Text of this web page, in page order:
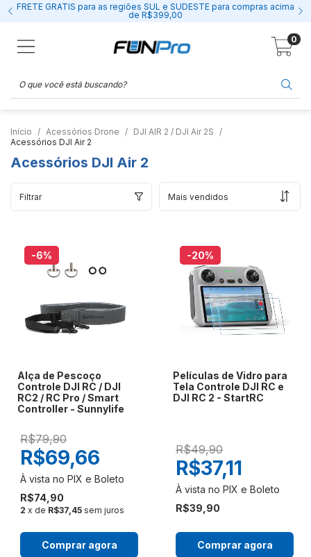
FRETE GRÁTIS para as regiões SUL e SUDESTE para compras acima
de R$399,00
0
Início Acessórios Drone
DJI AIR 2 / DJI Air 2S
Acessórios DJI Air 2
Acessórios DJI Air 2
Filtrar
-6%
Alça de Pescoço
Controle DJI RC / DJI
RC2 / RC Pro / Smart
Controller - Sunnylife
R$79,90
R$74,90
R$69,66
2 x de R$37,45 sem juros
Comprar agora
-20%
Películas de Vidro para
Tela Controle DJI RC e
DJI RC 2 - StartRC
R$49,90
R$39,90
R$37,11
Comprar agora